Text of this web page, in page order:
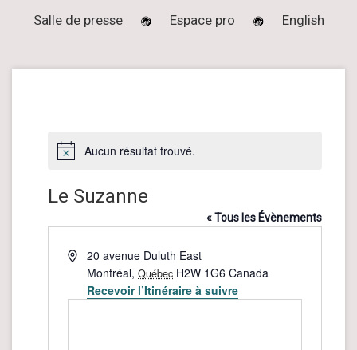
Salle de presse Espace pro English
NoticeAucun résultat trouvé.
Le Suzanne
« Tous les Évènements
Adresse20 avenue Duluth East
Montréal, Québec H2W 1G6 Canada
Recevoir l’Itinéraire à suivre